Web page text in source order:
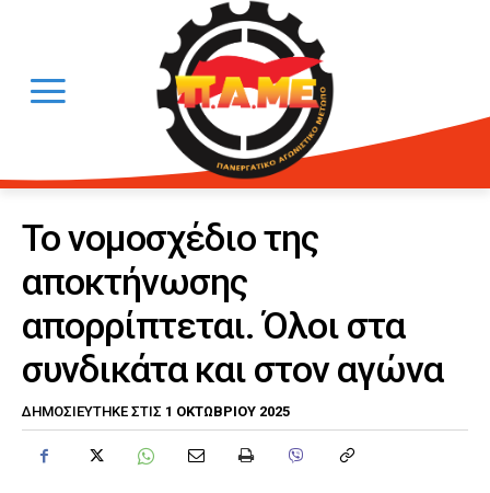
Το νομοσχέδιο της
αποκτήνωσης
απορρίπτεται. Όλοι στα
συνδικάτα και στον αγώνα
ΔΗΜΟΣΙΕΎΤΗΚΕ ΣΤΙΣ 1 ΟΚΤΩΒΡΊΟΥ 2025